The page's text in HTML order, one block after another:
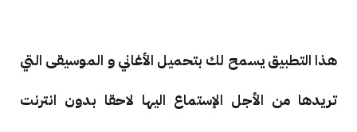
هذا التطبيق يسمح لك بتحميل الأغاني و الموسيقى التي
تريدها من الأجل الإستماع اليها لاحقا بدون انترنت